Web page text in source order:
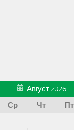
Август 2026
Ср Чт Пт